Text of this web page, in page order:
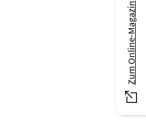
Zum Online-Magazin